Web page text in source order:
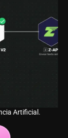
Artificial.